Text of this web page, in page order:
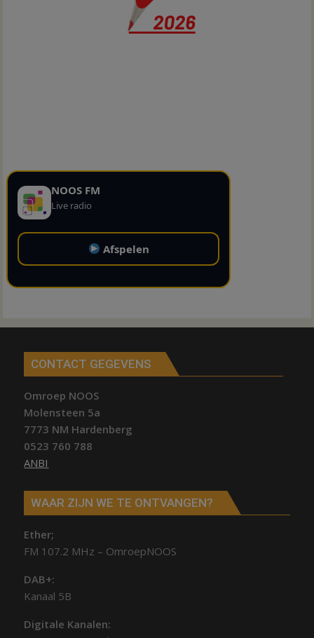
NOOS FM
Live radio
Afspelen
CONTACT GEGEVENS
Omroep NOOS
Molensteen 5a
7773 NM Hardenberg
0523 760 788
ANBI
WAAR ZIJN WE TE ONTVANGEN?
Ether;
FM 107.2 MHz – OmroepNOOS
DAB+:
Kanaal 5B
Digitale Kanalen: